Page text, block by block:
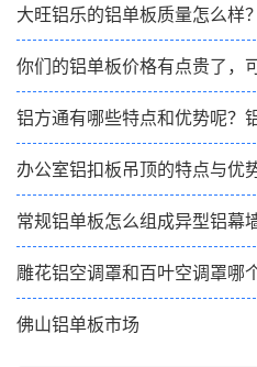
大旺铝乐的铝单板质量怎么样？
你们的铝单板价格有点贵了，
办公室铝扣板吊顶的特点与优
常规铝单板怎么组成异型铝幕
雕花铝空调罩和百叶空调罩哪
佛山铝单板市场